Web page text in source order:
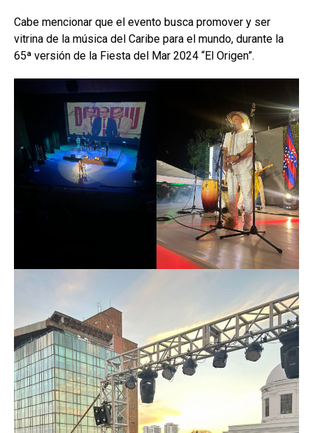
Cabe mencionar que el evento busca promover y ser
vitrina de la música del Caribe para el mundo, durante la
65ª versión de la Fiesta del Mar 2024 “El Origen”.